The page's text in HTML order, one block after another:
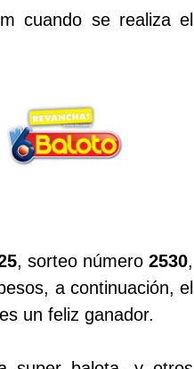
cuando se realiza el
, sorteo número2530,
a continuación, el
un feliz ganador.